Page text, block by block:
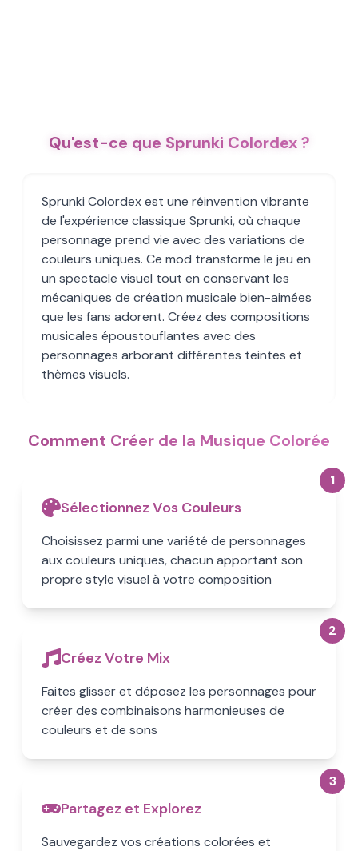
Qu'est-ce que Sprunki Colordex ?
Sprunki Colordex est une réinvention vibrante
de l'expérience classique Sprunki, où chaque
personnage prend vie avec des variations de
couleurs uniques. Ce mod transforme le jeu en
un spectacle visuel tout en conservant les
mécaniques de création musicale bien-aimées
que les fans adorent. Créez des compositions
musicales époustouflantes avec des
personnages arborant différentes teintes et
thèmes visuels.
Comment Créer de la Musique Colorée
1
Sélectionnez Vos Couleurs
Choisissez parmi une variété de personnages
aux couleurs uniques, chacun apportant son
propre style visuel à votre composition
2
Créez Votre Mix
Faites glisser et déposez les personnages pour
créer des combinaisons harmonieuses de
couleurs et de sons
3
Partagez et Explorez
Sauvegardez vos créations colorées et